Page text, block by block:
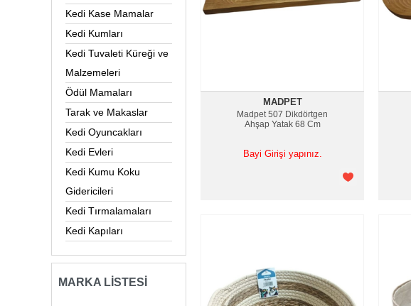
Kedi Kase Mamalar
Kedi Kumları
Kedi Tuvaleti Küreği ve
Malzemeleri
Ödül Mamaları
Tarak ve Makaslar
Kedi Oyuncakları
Kedi Evleri
Kedi Kumu Koku
Gidericileri
Kedi Tırmalamaları
Kedi Kapıları
MARKA LISTESI
MADPET
Madpet 507 Dikdörtgen
Ahşap Yatak 68 Cm
Bayi Girişi yapınız.